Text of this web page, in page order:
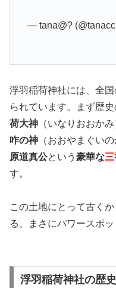
— tana@?
浮羽稲荷神社には、全
られています。まず歴
荷大神 （いなりおおか
咋の神 （おおやまぐい
原道真公という 豪華な
す。
この土地にとって古く
る、まさにパワースポッ
浮羽稲荷神社の歴史